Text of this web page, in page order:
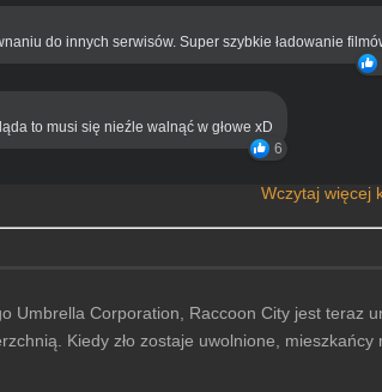
do innych serwisów. Super szybkie ładowanie
to musi się nieźle walnąć w głowe xD
6
Wczytaj więcej
Umbrella Corporation, Raccoon City jest teraz
Kiedy zło zostaje uwolnione,